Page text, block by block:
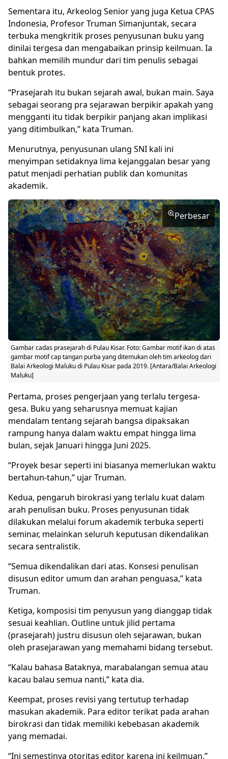
Sementara itu, Arkeolog Senior yang juga Ketua CPAS
Indonesia, Profesor Truman Simanjuntak, secara
terbuka mengkritik proses penyusunan buku yang
dinilai tergesa dan mengabaikan prinsip keilmuan. Ia
bahkan memilih mundur dari tim penulis sebagai
bentuk protes.
“Prasejarah itu bukan sejarah awal, bukan main. Saya
sebagai seorang pra sejarawan berpikir apakah yang
mengganti itu tidak berpikir panjang akan implikasi
yang ditimbulkan,” kata Truman.
Menurutnya, penyusunan ulang SNI kali ini
menyimpan setidaknya lima kejanggalan besar yang
patut menjadi perhatian publik dan komunitas
akademik.
Perbesar
Gambar cadas prasejarah di Pulau Kisar. Foto: Gambar motif ikan di atas
gambar motif cap tangan purba yang ditemukan oleh tim arkeolog dari
Balai Arkeologi Maluku di Pulau Kisar pada 2019. [Antara/Balai Arkeologi
Maluku]
Pertama, proses pengerjaan yang terlalu tergesa-
gesa. Buku yang seharusnya memuat kajian
mendalam tentang sejarah bangsa dipaksakan
rampung hanya dalam waktu empat hingga lima
bulan, sejak Januari hingga Juni 2025.
“Proyek besar seperti ini biasanya memerlukan waktu
bertahun-tahun,” ujar Truman.
Kedua, pengaruh birokrasi yang terlalu kuat dalam
arah penulisan buku. Proses penyusunan tidak
dilakukan melalui forum akademik terbuka seperti
seminar, melainkan seluruh keputusan dikendalikan
secara sentralistik.
“Semua dikendalikan dari atas. Konsesi penulisan
disusun editor umum dan arahan penguasa,” kata
Truman.
Ketiga, komposisi tim penyusun yang dianggap tidak
sesuai keahlian. Outline untuk jilid pertama
(prasejarah) justru disusun oleh sejarawan, bukan
oleh prasejarawan yang memahami bidang tersebut.
“Kalau bahasa Bataknya, marabalangan semua atau
kacau balau semua nanti,” kata dia.
Keempat, proses revisi yang tertutup terhadap
masukan akademik. Para editor terikat pada arahan
birokrasi dan tidak memiliki kebebasan akademik
yang memadai.
“Ini semestinya otoritas editor karena ini keilmuan,”